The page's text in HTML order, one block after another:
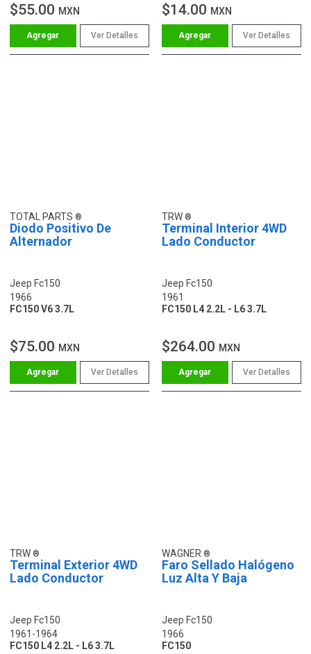
$55.00 MXN
Ver Detalles
$14.00 MXN
Ver Detalles
TOTAL PARTS
Diodo Positivo De
Alternador
Jeep Fc150
1966
FC150 V6 3.7L
$75.00 MXN
Ver Detalles
TRW
Terminal Interior 4WD
Lado Conductor
Jeep Fc150
1961
FC150 L4 2.2L - L6 3.7L
$264.00 MXN
Ver Detalles
TRW
Terminal Exterior 4WD
Lado Conductor
Jeep Fc150
1961-1964
FC150 L4 2.2L - L6 3.7L
WAGNER
Faro Sellado Halógeno
Luz Alta Y Baja
Jeep Fc150
1966
FC150